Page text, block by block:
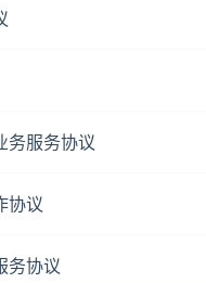
务服务协议
协议
务协议